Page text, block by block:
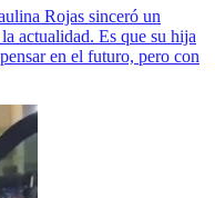
Rojas sinceró un
actualidad. Es que su hija
en el futuro, pero con